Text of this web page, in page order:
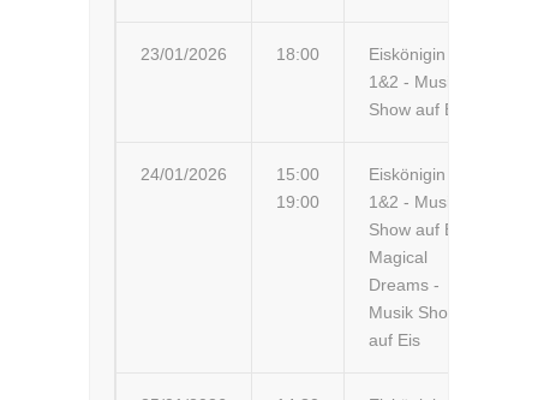
23/01/2026 18:00
Eiskönigin
1&2 - Musik-
Show auf Eis
24/01/2026
15:00
19:00
Eiskönigin
1&2 - Musik-
Show auf Eis
Magical
Dreams -
Musik Show
auf Eis